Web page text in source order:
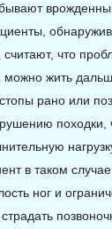
что
можно жить
рано или
походки,
в таком
ног и